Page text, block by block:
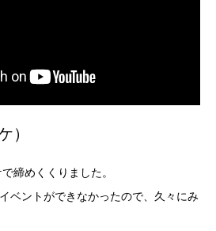
）
締めくくりました。
ベントができなかったので、久々にみ